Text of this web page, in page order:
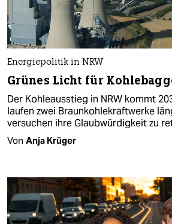
Energiepolitik in NRW
Grünes Licht für
Der Kohleausstieg in NRW kommt
laufen zwei Braunkohlekraftwerke
versuchen ihre Glaubwürdigkeit zu
Von Anja Krüger